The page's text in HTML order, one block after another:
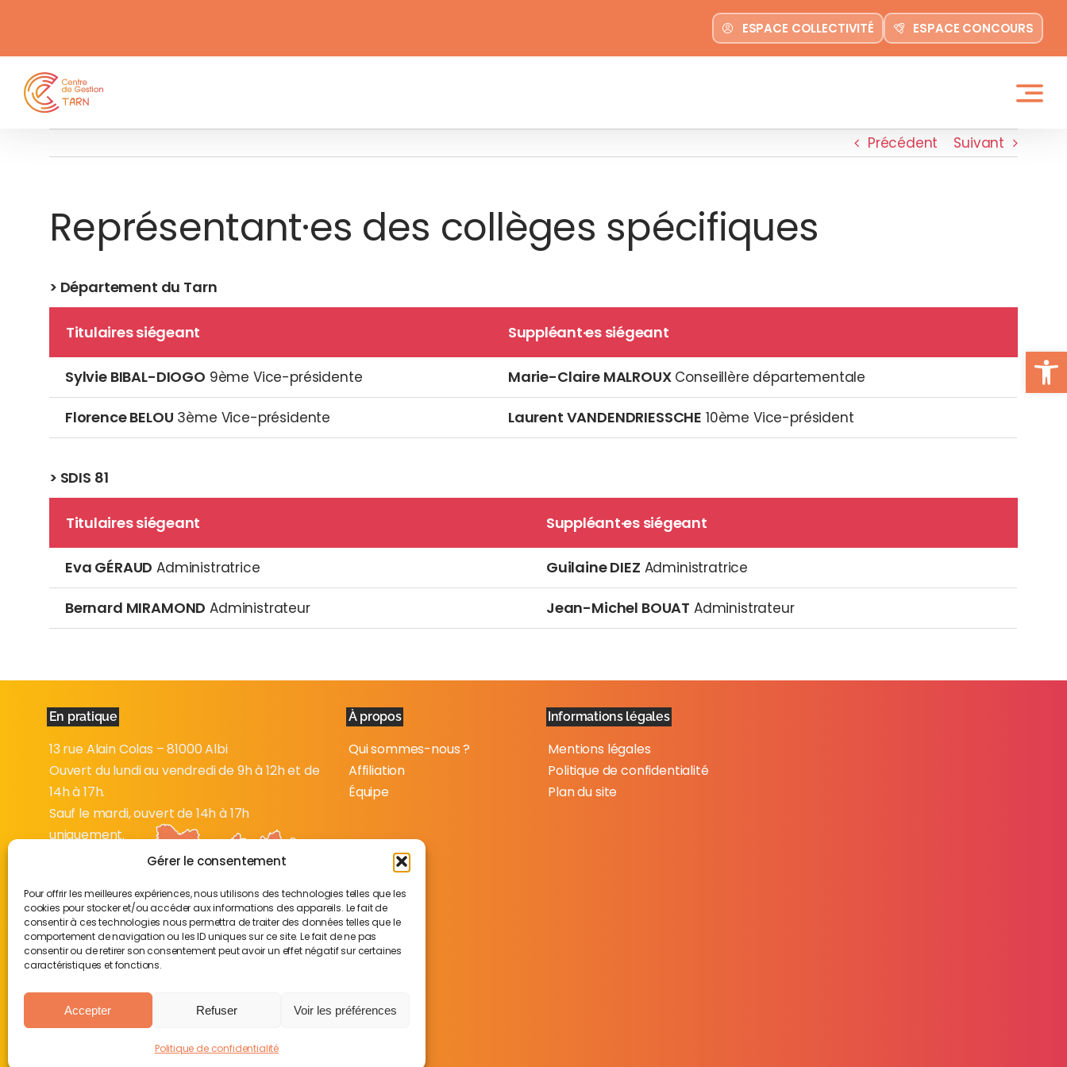
Ouvrir
Gérer le consentement
Pour offrir les meilleures expériences, nous utilisons des technologies telles que les
cookies pour stocker et/ou accéder aux informations des appareils. Le fait de
consentir à ces technologies nous permettra de traiter des données telles que le
comportement de navigation ou les ID uniques sur ce site. Le fait de ne pas
consentir ou de retirer son consentement peut avoir un effet négatif sur certaines
caractéristiques et fonctions.
Accepter Refuser Voir les préférences
Politique de confidentialité
contenu
ESPACE COLLECTIVITÉ ESPACE CONCOURS
Précédent Suivant
Représentant·es des collèges spécifiques
> Département du Tarn
Titulaires siégeant Suppléant·es siégeant
Sylvie BIBAL-DIOGO 9ème Vice-présidente Marie-Claire MALROUXConseillère départementale
Florence BELOU 3ème Vice-présidente Laurent VANDENDRIESSCHE 10ème Vice-président
> SDIS 81
Titulaires siégeant Suppléant·es siégeant
Eva GÉRAUD Administratrice Guilaine DIEZ Administratrice
Bernard MIRAMOND Administrateur Jean-Michel BOUAT Administrateur
En pratique
13 rue Alain Colas – 81000 Albi
Ouvert du lundi au vendredi de 9h à 12h et de
14h à 17h.
Sauf le mardi, ouvert de 14h à 17h
uniquement.
À propos
Qui sommes-nous ?
Affiliation
Équipe
Informations légales
Mentions légales
Politique de confidentialité
Plan du site